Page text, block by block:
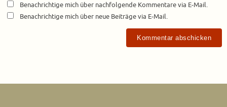
Benachrichtige mich über nachfolgende Kommentare via E-Mail.
Benachrichtige mich über neue Beiträge via E-Mail.